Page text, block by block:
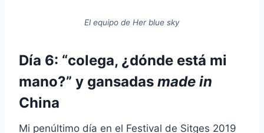
El equipo de Her blue sky
Día 6: “colega, ¿dónde está mi
mano?” y gansadas made in
China
Mi penúltimo día en el Festival de Sitges 2019